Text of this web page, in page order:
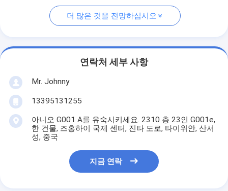
더 많은 것을 전망하십시오
연락처 세부 사항
Mr. Johnny
13395131255
아니오 G001 A를 유숙시키세요. 2310 층 23인 G001e,
한 건물, 즈홍하이 국제 센터, 진타 도로, 타이위안, 산서
성, 중국
지금 연락